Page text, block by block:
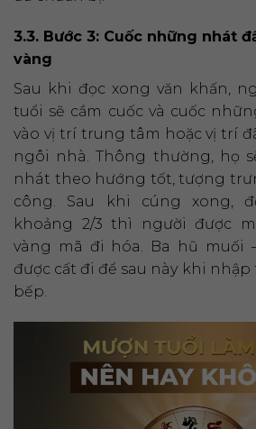
3.3. Bước 3: Cuốc những nhát
vàng
Sau khi đọc xong văn khấn,
tuổi sẽ cầm cuốc và cuốc
vào vị trí trung tâm hoặc vị trí
ngôi nhà. Thông thường, họ
nhát theo hướng tốt, tượng
công. Sau khi cúng xong,
khoảng 2/3 thì người được
vàng mã đi hóa. Ba hũ muối
được cất đi để sau này khi
bếp.